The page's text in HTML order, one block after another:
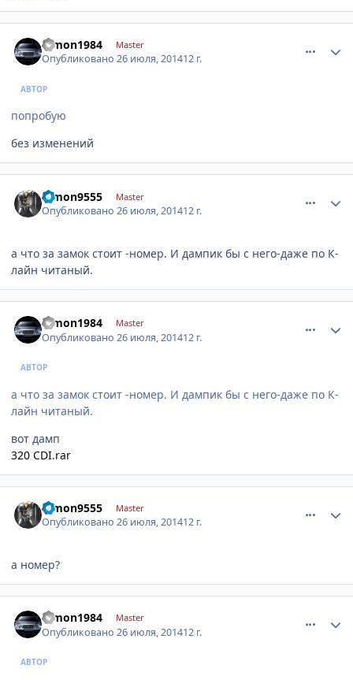
dimon1984 Master
Опубликовано26 июля, 201412 г.
АВТОР
попробую
без изменений
dimon9555 Master
Опубликовано26 июля, 201412 г.
а что за замок стоит -номер. И дампик бы с него-даже по К-
лайн читаный.
dimon1984 Master
Опубликовано26 июля, 201412 г.
АВТОР
а что за замок стоит -номер. И дампик бы с него-даже по К-
лайн читаный.
вот дамп
320 CDI.rar
dimon9555 Master
Опубликовано26 июля, 201412 г.
а номер?
dimon1984 Master
Опубликовано26 июля, 201412 г.
АВТОР